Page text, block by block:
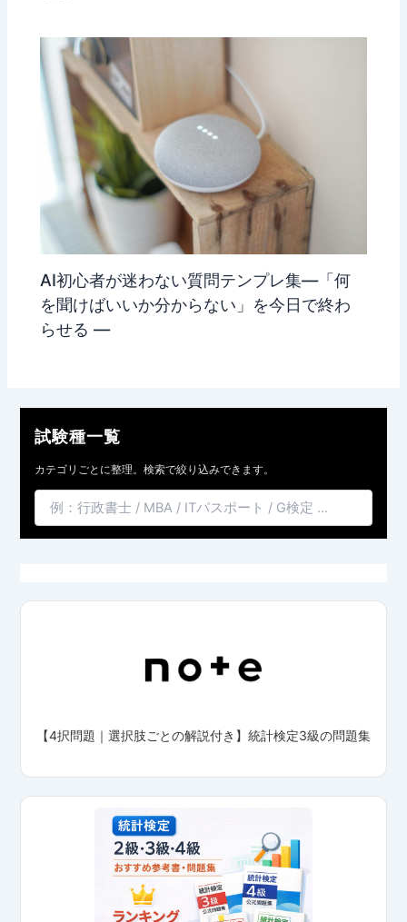
AI初心者が迷わない質問テンプレ集―「何
を聞けばいいか分からない」を今日で終わ
らせる ―
試験種一覧
カテゴリごとに整理。検索で絞り込みできます。
【4択問題｜選択肢ごとの解説付き】統計検定3級の問題集